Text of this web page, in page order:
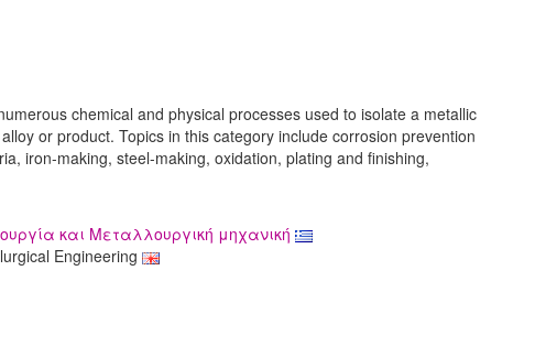
chemical and physical processes used to isolate a metallic
or product. Topics in this category include corrosion prevention
iron-making, steel-making, oxidation, plating and finishing,
και Μεταλλουργική μηχανική
Engineering